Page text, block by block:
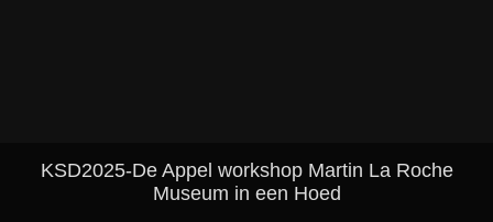
KSD2025-De Appel workshop Martin La Roche
Museum in een Hoed